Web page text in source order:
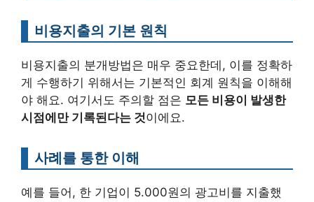
비용지출의 기본 원칙
비용지출의 분개방법은 매우 중요한데, 이를 정확하
게 수행하기 위해서는 기본적인 회계 원칙을 이해해
야 해요. 여기서도 주의할 점은 모든 비용이 발생한
시점에만 기록된다는 것이에요.
사례를 통한 이해
예를 들어, 한 기업이 5.000원의 광고비를 지출했